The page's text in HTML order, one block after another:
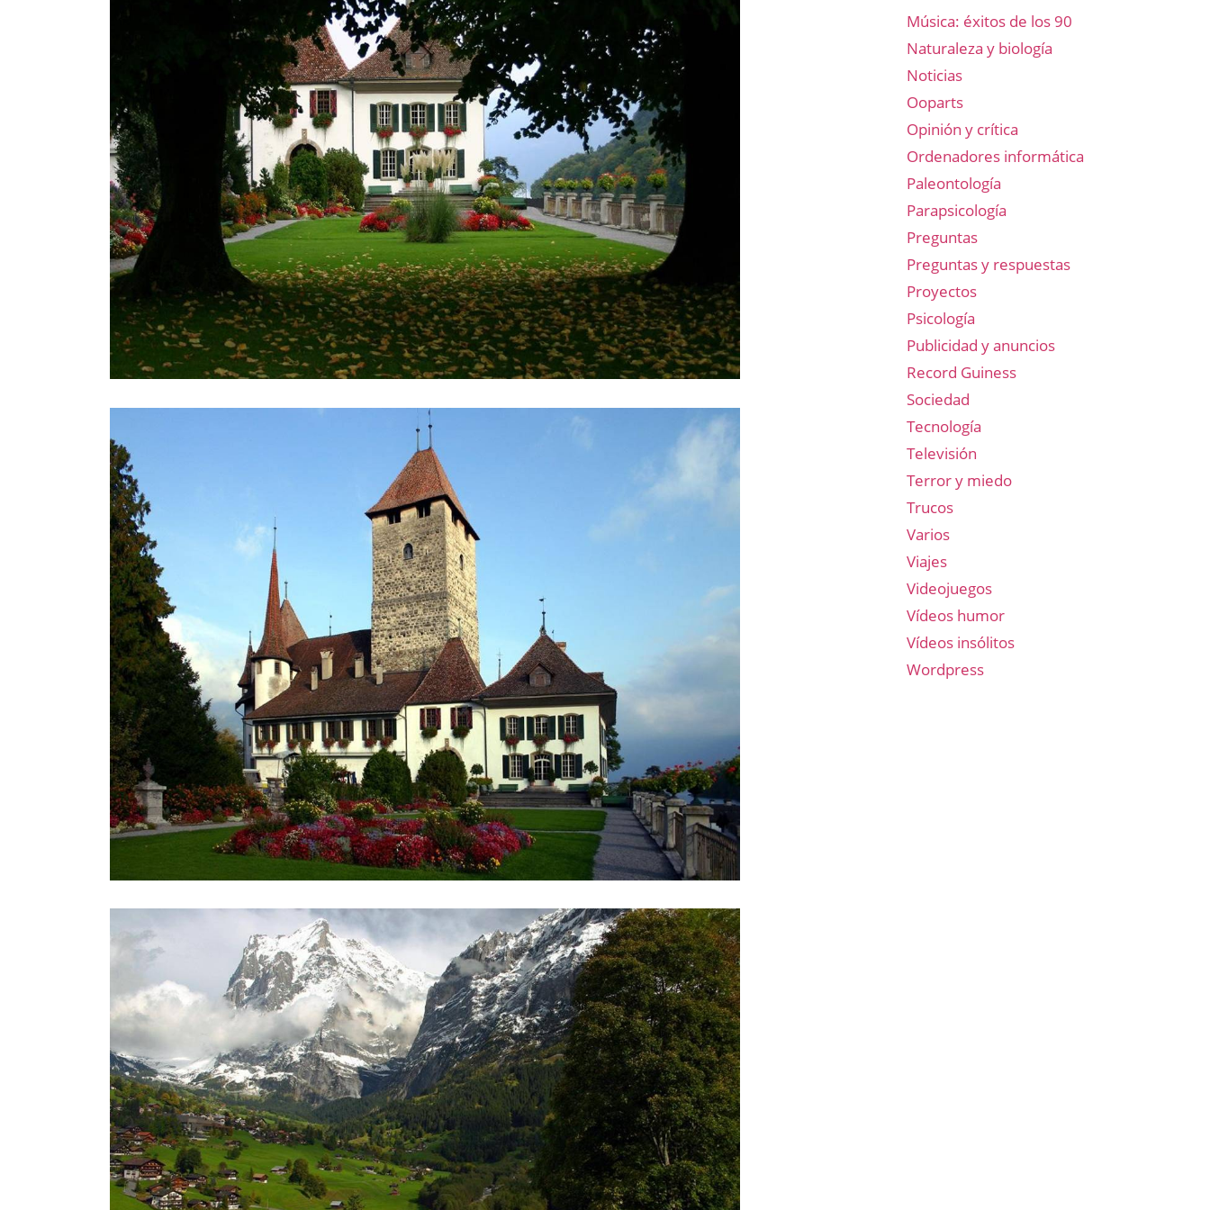
Música: éxitos de los 90
Naturaleza y biología
Noticias
Ooparts
Opinión y crítica
Ordenadores informática
Paleontología
Parapsicología
Preguntas
Preguntas y respuestas
Proyectos
Psicología
Publicidad y anuncios
Record Guiness
Sociedad
Tecnología
Televisión
Terror y miedo
Trucos
Varios
Viajes
Videojuegos
Vídeos humor
Vídeos insólitos
Wordpress